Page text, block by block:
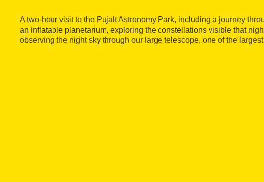
A two-hour visit to the Pujalt Astronomy Park, including a journey
an inflatable planetarium, exploring the constellations visible that
observing the night sky through our large telescope, one of the